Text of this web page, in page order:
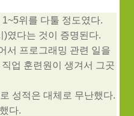
위를 다툴 정도였다.
)였다는 것이 증명된다.
서 프로그래밍 관련 일을
업 훈련원이 생겨서 그곳
성적은 대체로 무난했다.
다.